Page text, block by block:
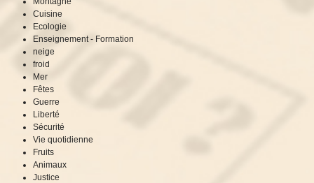
Cuisine
Ecologie
Enseignement - Formation
neige
froid
Mer
Fêtes
Guerre
Liberté
Sécurité
Vie quotidienne
Fruits
Animaux
Justice